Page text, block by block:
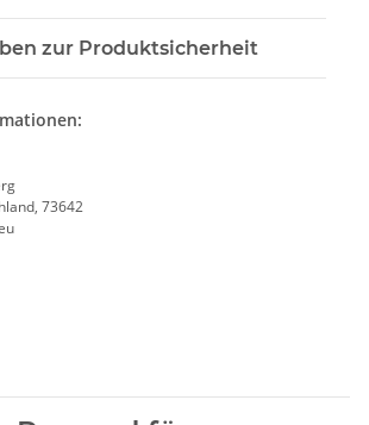
zur Produktsicherheit
73642